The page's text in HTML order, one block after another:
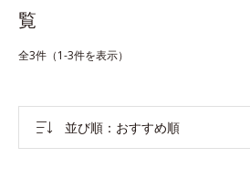
覧
全3件（1-3件を表示）
並び順 おすすめ順